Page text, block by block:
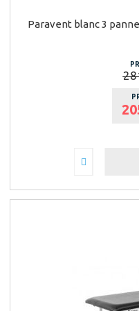
Paravent blanc 3